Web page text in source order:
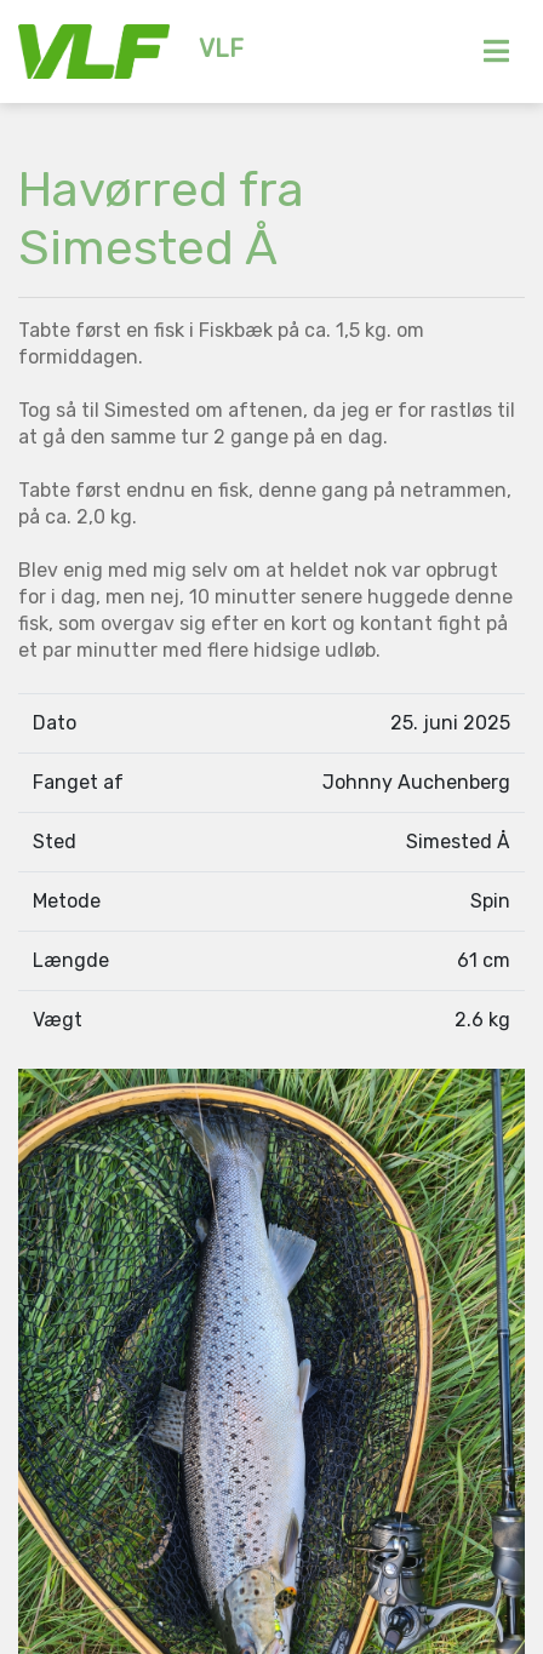
VLF
Havørred fra
Simested Å
Tabte først en fisk i Fiskbæk på ca. 1,5 kg. om
formiddagen.
Tog så til Simested om aftenen, da jeg er for rastløs til
at gå den samme tur 2 gange på en dag.
Tabte først endnu en fisk, denne gang på netrammen,
på ca. 2,0 kg.
Blev enig med mig selv om at heldet nok var opbrugt
for i dag, men nej, 10 minutter senere huggede denne
fisk, som overgav sig efter en kort og kontant fight på
et par minutter med flere hidsige udløb.
Dato 25. juni 2025
Fanget af Johnny Auchenberg
Sted Simested Å
Metode Spin
Længde 61 cm
Vægt 2.6 kg